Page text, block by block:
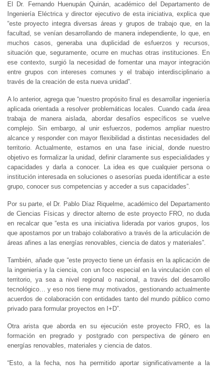
El Dr. Fernando Huenupán Quinán, académico del Departamento de
Ingeniería Eléctrica y director ejecutivo de esta iniciativa, explica que
“este proyecto integra diversas áreas y grupos de trabajo que, en la
facultad, se venían desarrollando de manera independiente, lo que, en
muchos casos, generaba una duplicidad de esfuerzos y recursos,
situación que, seguramente, ocurre en muchas otras instituciones. En
ese contexto, surgió la necesidad de fomentar una mayor integración
entre grupos con intereses comunes y el trabajo interdisciplinario a
través de la creación de esta nueva unidad”.
A lo anterior, agrega que “nuestro propósito final es desarrollar ingeniería
aplicada orientada a resolver problemáticas locales. Cuando cada área
trabaja de manera aislada, abordar desafíos específicos se vuelve
complejo. Sin embargo, al unir esfuerzos, podemos ampliar nuestro
alcance y responder con mayor flexibilidad a distintas necesidades del
territorio. Actualmente, estamos en una fase inicial, donde nuestro
objetivo es formalizar la unidad, definir claramente sus especialidades y
capacidades y darla a conocer. La idea es que cualquier persona o
institución interesada en soluciones o asesorías pueda identificar a este
grupo, conocer sus competencias y acceder a sus capacidades”.
Por su parte, el Dr. Pablo Díaz Riquelme, académico del Departamento
de Ciencias Físicas y director alterno de este proyecto FRO, no duda
en recalcar que “esta es una iniciativa liderada por varios grupos, los
que apostamos por un trabajo colaborativo a través de la articulación de
áreas afines a las energías renovables, ciencia de datos y materiales”.
También, añade que “este proyecto tiene un énfasis en la aplicación de
la ingeniería y la ciencia, con un foco especial en la vinculación con el
territorio, ya sea a nivel regional o nacional, a través del desarrollo
tecnológico… y eso nos tiene muy motivados, gestionando actualmente
acuerdos de colaboración con entidades tanto del mundo público como
privado para formular proyectos en I+D”.
Otra arista que aborda en su ejecución este proyecto FRO, es la
formación en pregrado y postgrado con perspectiva de género en
energías renovables, materiales y ciencia de datos.
“Esto, a la fecha, nos ha permitido aportar significativamente a la